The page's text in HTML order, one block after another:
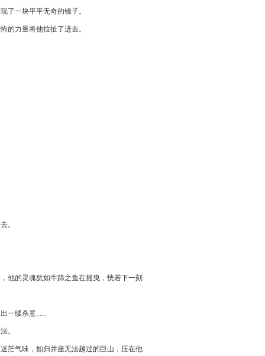
了一块平平无奇的镜子。
的力量将他拉扯了进去。
。
他的灵魂犹如牛蹄之鱼在摇曳，恍若下一刻
一缕杀意......
。
茫气味，如归并座无法越过的巨山，压在他